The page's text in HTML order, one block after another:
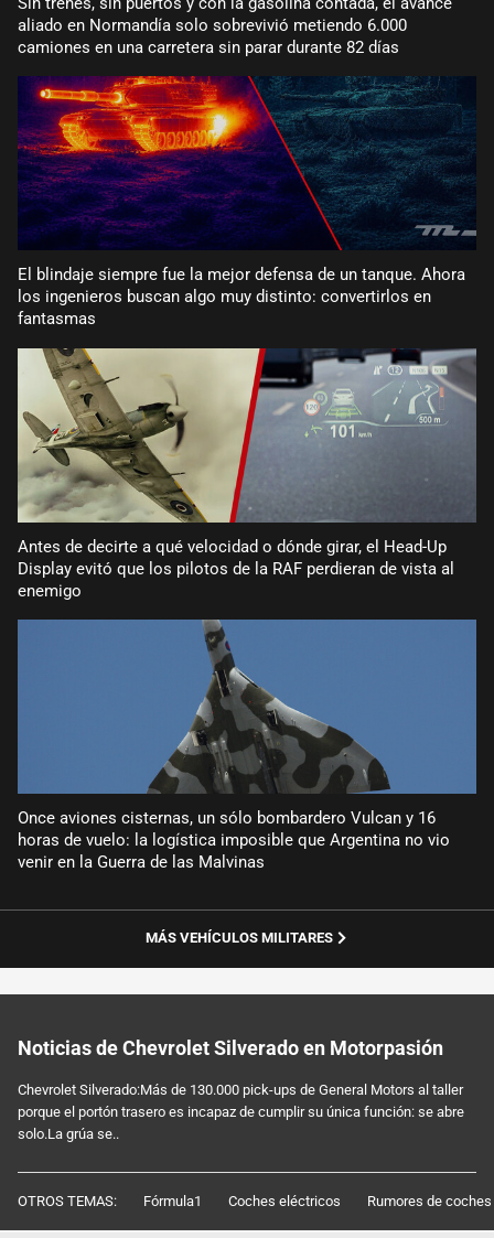
aliado en Normandía solo sobrevivió metiendo 6.000
camiones en una carretera sin parar durante 82 días
El blindaje siempre fue la mejor defensa de un tanque. Ahora
los ingenieros buscan algo muy distinto: convertirlos en
fantasmas
Antes de decirte a qué velocidad o dónde girar, el Head-Up
Display evitó que los pilotos de la RAF perdieran de vista al
enemigo
Once aviones cisternas, un sólo bombardero Vulcan y 16
horas de vuelo: la logística imposible que Argentina no vio
venir en la Guerra de las Malvinas
MÁS VEHÍCULOS MILITARES
Noticias de Chevrolet Silverado en Motorpasión
Chevrolet Silverado:Más de 130.000 pick-ups de General Motors al taller
porque el portón trasero es incapaz de cumplir su única función: se abre
solo.La grúa se..
OTROS TEMAS: Fórmula1 Coches eléctricos Rumores de coches